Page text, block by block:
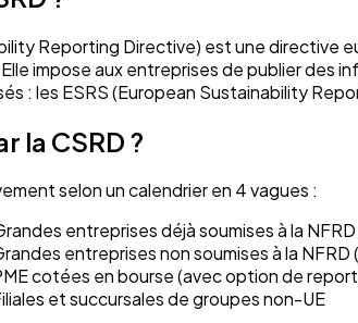
Reporting Directive) est une
impose aux entreprises de publier des
: les ESRS (European Sustainability
la CSRD ?
selon un calendrier en 4 vagues :
entreprises déjà soumises à la
entreprises non soumises à la
cotées en bourse (avec option de
et succursales de groupes non-UE